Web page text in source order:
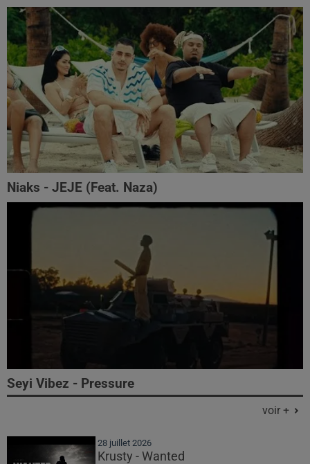
Niaks - JEJE (Feat. Naza)
Seyi Vibez - Pressure
voir +
28 juillet 2026
Krusty - Wanted